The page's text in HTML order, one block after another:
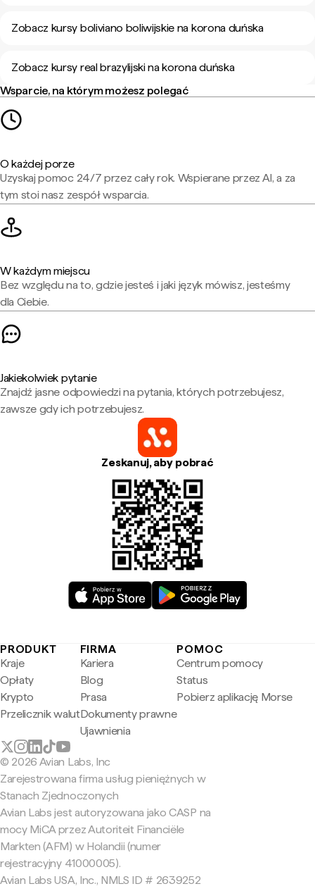
Zobacz kursy boliviano boliwijskie na korona duńska
Zobacz kursy real brazylijski na korona duńska
Wsparcie, na którym możesz polegać
O każdej porze
Uzyskaj pomoc 24/7 przez cały rok. Wspierane przez AI, a za
tym stoi nasz zespół wsparcia.
W każdym miejscu
Bez względu na to, gdzie jesteś i jaki język mówisz, jesteśmy
dla Ciebie.
Jakiekolwiek pytanie
Znajdź jasne odpowiedzi na pytania, których potrzebujesz,
zawsze gdy ich potrzebujesz.
Zeskanuj, aby pobrać
PRODUKT
Kraje
Opłaty
Krypto
Przelicznik walut
FIRMA
Kariera
Blog
Prasa
Dokumenty prawne
Ujawnienia
POMOC
Centrum pomocy
Status
Pobierz aplikację Morse
© 2026 Avian Labs, Inc
Zarejestrowana firma usług pieniężnych w
Stanach Zjednoczonych
Avian Labs jest autoryzowana jako CASP na
mocy MiCA przez Autoriteit Financiële
Markten (AFM) w Holandii (numer
rejestracyjny 41000005).
Avian Labs USA, Inc., NMLS ID # 2639252